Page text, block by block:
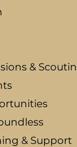
&
& Support